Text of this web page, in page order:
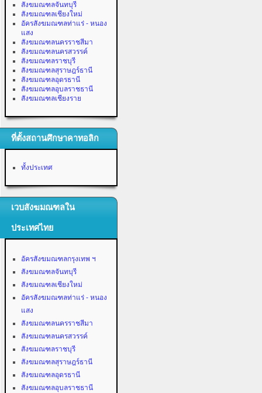
สังฆมณฑลจันทบุรี
สังฆมณฑลเชียงใหม่
อัครสังฆมณฑลท่าแร่ - หนอง
แสง
สังฆมณฑลนครราชสีมา
สังฆมณฑลนครสวรรค์
สังฆมณฑลราชบุรี
สังฆมณฑลสุราษฎร์ธานี
สังฆมณฑลอุดรธานี
สังฆมณฑลอุบลราชธานี
สังฆมณฑลเชียงราย
ที่ตั้งสถานศึกษาคาทอลิก
ทั้งประเทศ
เวบสังฆมณฑลใน
ประเทศไทย
อัครสังฆมณฑลกรุงเทพ ฯ
สังฆมณฑลจันทบุรี
สังฆมณฑลเชียงใหม่
อัครสังฆมณฑลท่าแร่ - หนอง
แสง
สังฆมณฑลนครราชสีมา
สังฆมณฑลนครสวรรค์
สังฆมณฑลราชบุรี
สังฆมณฑลสุราษฎร์ธานี
สังฆมณฑลอุดรธานี
สังฆมณฑลอุบลราชธานี